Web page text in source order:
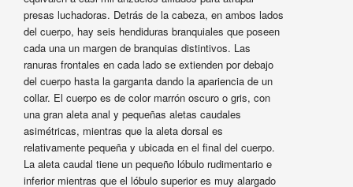
presas luchadoras. Detrás de la cabeza, en ambos lados
del cuerpo, hay seis hendiduras branquiales que poseen
cada una un margen de branquias distintivos. Las
ranuras frontales en cada lado se extienden por debajo
del cuerpo hasta la garganta dando la apariencia de un
collar. El cuerpo es de color marrón oscuro o gris, con
una gran aleta anal y pequeñas aletas caudales
asimétricas, mientras que la aleta dorsal es
relativamente pequeña y ubicada en el final del cuerpo.
La aleta caudal tiene un pequeño lóbulo rudimentario e
inferior mientras que el lóbulo superior es muy alargado